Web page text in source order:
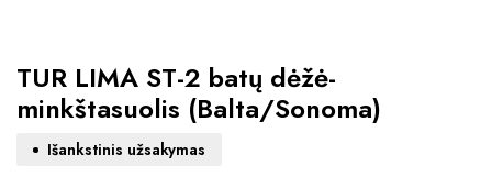
TUR LIMA ST-2 batų dėžė-
minkštasuolis (Balta/Sonoma)
Išankstinis užsakymas